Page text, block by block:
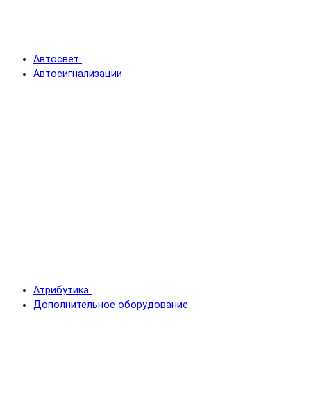
Автосвет
Автосигнализации
Атрибутика
Дополнительное оборудование